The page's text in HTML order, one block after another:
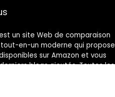
un site Web de comparaison
en-un moderne qui propose
sur Amazon et vous
blogs ajoutés. Toutes les